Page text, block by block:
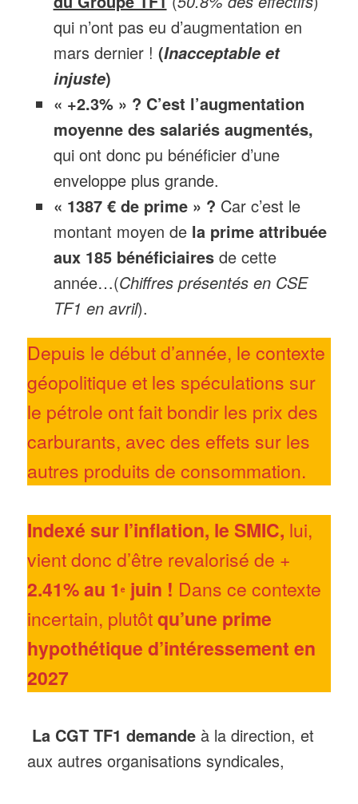
qui n’ont pas eu d’augmentation en
mars dernier ! (Inacceptable et
injuste)
« +2.3% » ? C’est l’augmentation
moyenne des salariés augmentés,
qui ont donc pu bénéficier d’une
enveloppe plus grande.
« 1387 € de prime » ? Car c’est le
montant moyen dela prime attribuée
aux 185 bénéficiaires de cette
année…(Chiffres présentés en CSE
TF1 en avril).
Depuis le début d’année, le contexte
géopolitique et les spéculations sur
le pétrole ont fait bondir les prix des
carburants, avec des effets sur les
autres produits de consommation.
Indexé sur l’inflation, le SMIC, lui,
vient donc d’être revalorisé de +
2.41% au 1e juin ! Dans ce contexte
incertain, plutôtqu’une prime
hypothétique d’intéressementen
2027
La CGT TF1 demande à la direction, et
aux autres organisations syndicales,